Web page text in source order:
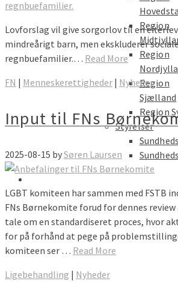
Region
Region
Region
Sjælland
Region
Styrelser
Lovforslag vil give sorgorlov til en
mindreårigt barn, men ekskluderer
regnbuefamilier.… Read More
FN | Menneskerettigheder | Nyheder
Input til FNs
2025-08-15 bySøren Laursen
LGBT komiteen har sammen med FSTB
FNs Børnekomite forud for dennes review
tale om en standardiseret proces, hvor
for på forhånd at pege på
komiteen ser … Read More
Ligebehandling | Nyheder